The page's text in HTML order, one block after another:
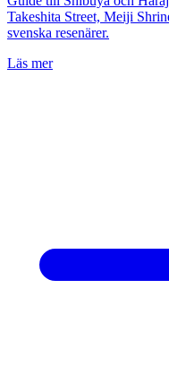
Takeshita Street, Meiji
svenska resenärer.
Läs mer